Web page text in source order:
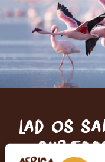
Lad os